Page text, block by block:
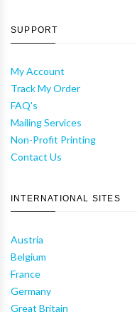
SUPPORT
My Account
Track My Order
FAQ's
Mailing Services
Non-Profit Printing
Contact Us
INTERNATIONAL SITES
Austria
Belgium
France
Germany
Great Britain